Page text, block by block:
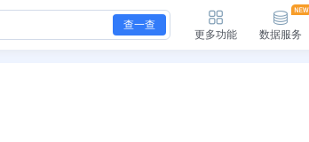
查一查
更多功能 数据服务